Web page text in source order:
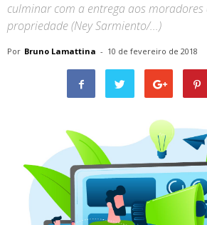
culminar com a entrega aos
propriedade (Ney Sarmiento/...)
Por Bruno Lamattina - 10 de fevereiro de 2018